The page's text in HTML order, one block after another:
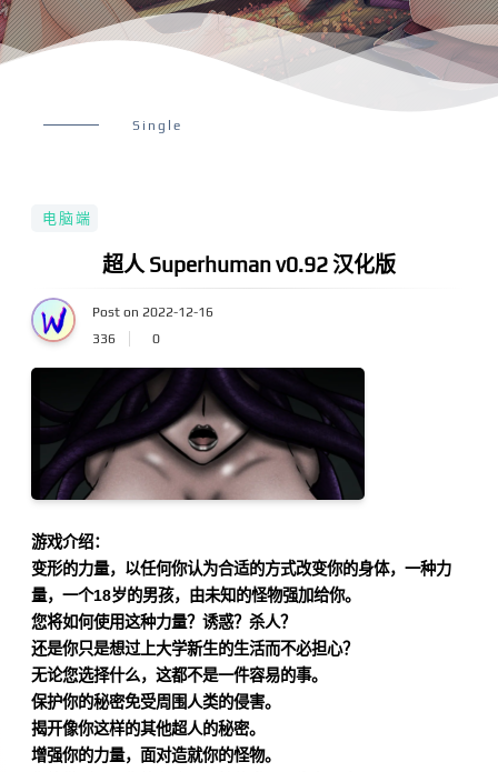
Single
电脑端
超人 Superhuman v0.92 汉化版
Post on 2022-12-16
336
0
游戏介绍：
变形的力量，以任何你认为合适的方式改变你的身体，一种力
量，一个18岁的男孩，由未知的怪物强加给你。
您将如何使用这种力量？诱惑？杀人？
还是你只是想过上大学新生的生活而不必担心？
无论您选择什么，这都不是一件容易的事。
保护你的秘密免受周围人类的侵害。
揭开像你这样的其他超人的秘密。
增强你的力量，面对造就你的怪物。